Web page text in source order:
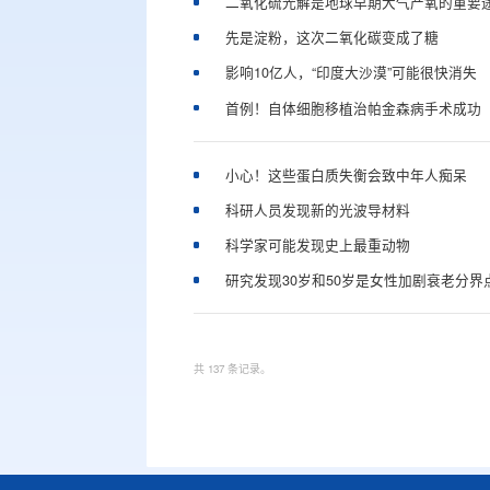
先是淀粉，这次二氧化碳变成了糖
影响10亿人，“印度大沙漠”可能很快消失
首例！自体细胞移植治帕金森病手术成功
小心！这些蛋白质失衡会致中年人痴呆
科研人员发现新的光波导材料
科学家可能发现史上最重动物
研究发现30岁和50岁是女性加剧衰老分界
共 137 条记录。